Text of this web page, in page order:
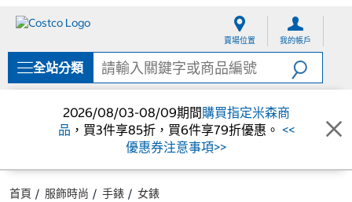
單
賣場位置 我的帳戶
全站分類
2026/08/03-08/09期間購買指定米森商
品 ，買3件享85折，買6件享79折優惠。 <<
優惠券注意事項>>
首頁 服飾時尚 手錶 女錶